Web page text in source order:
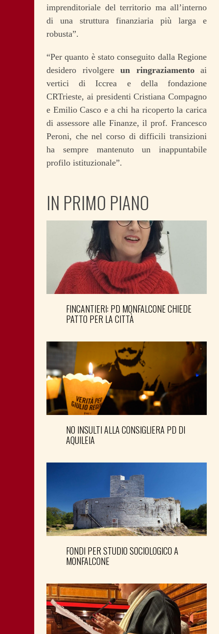
imprenditoriale del territorio ma all’interno
di una struttura finanziaria più larga e
robusta”.
“Per quanto è stato conseguito dalla Regione
desidero rivolgere un ringraziamentoai
vertici di Iccrea e della fondazione
CRTrieste, ai presidenti Cristiana Compagno
e Emilio Casco e a chi ha ricoperto la carica
di assessore alle Finanze, il prof. Francesco
Peroni, che nel corso di difficili transizioni
ha sempre mantenuto un inappuntabile
profilo istituzionale”.
IN PRIMO PIANO
FINCANTIERI: PD MONFALCONE CHIEDE
PATTO PER LA CITTÀ
NO INSULTI ALLA CONSIGLIERA PD DI
AQUILEIA
FONDI PER STUDIO SOCIOLOGICO A
MONFALCONE